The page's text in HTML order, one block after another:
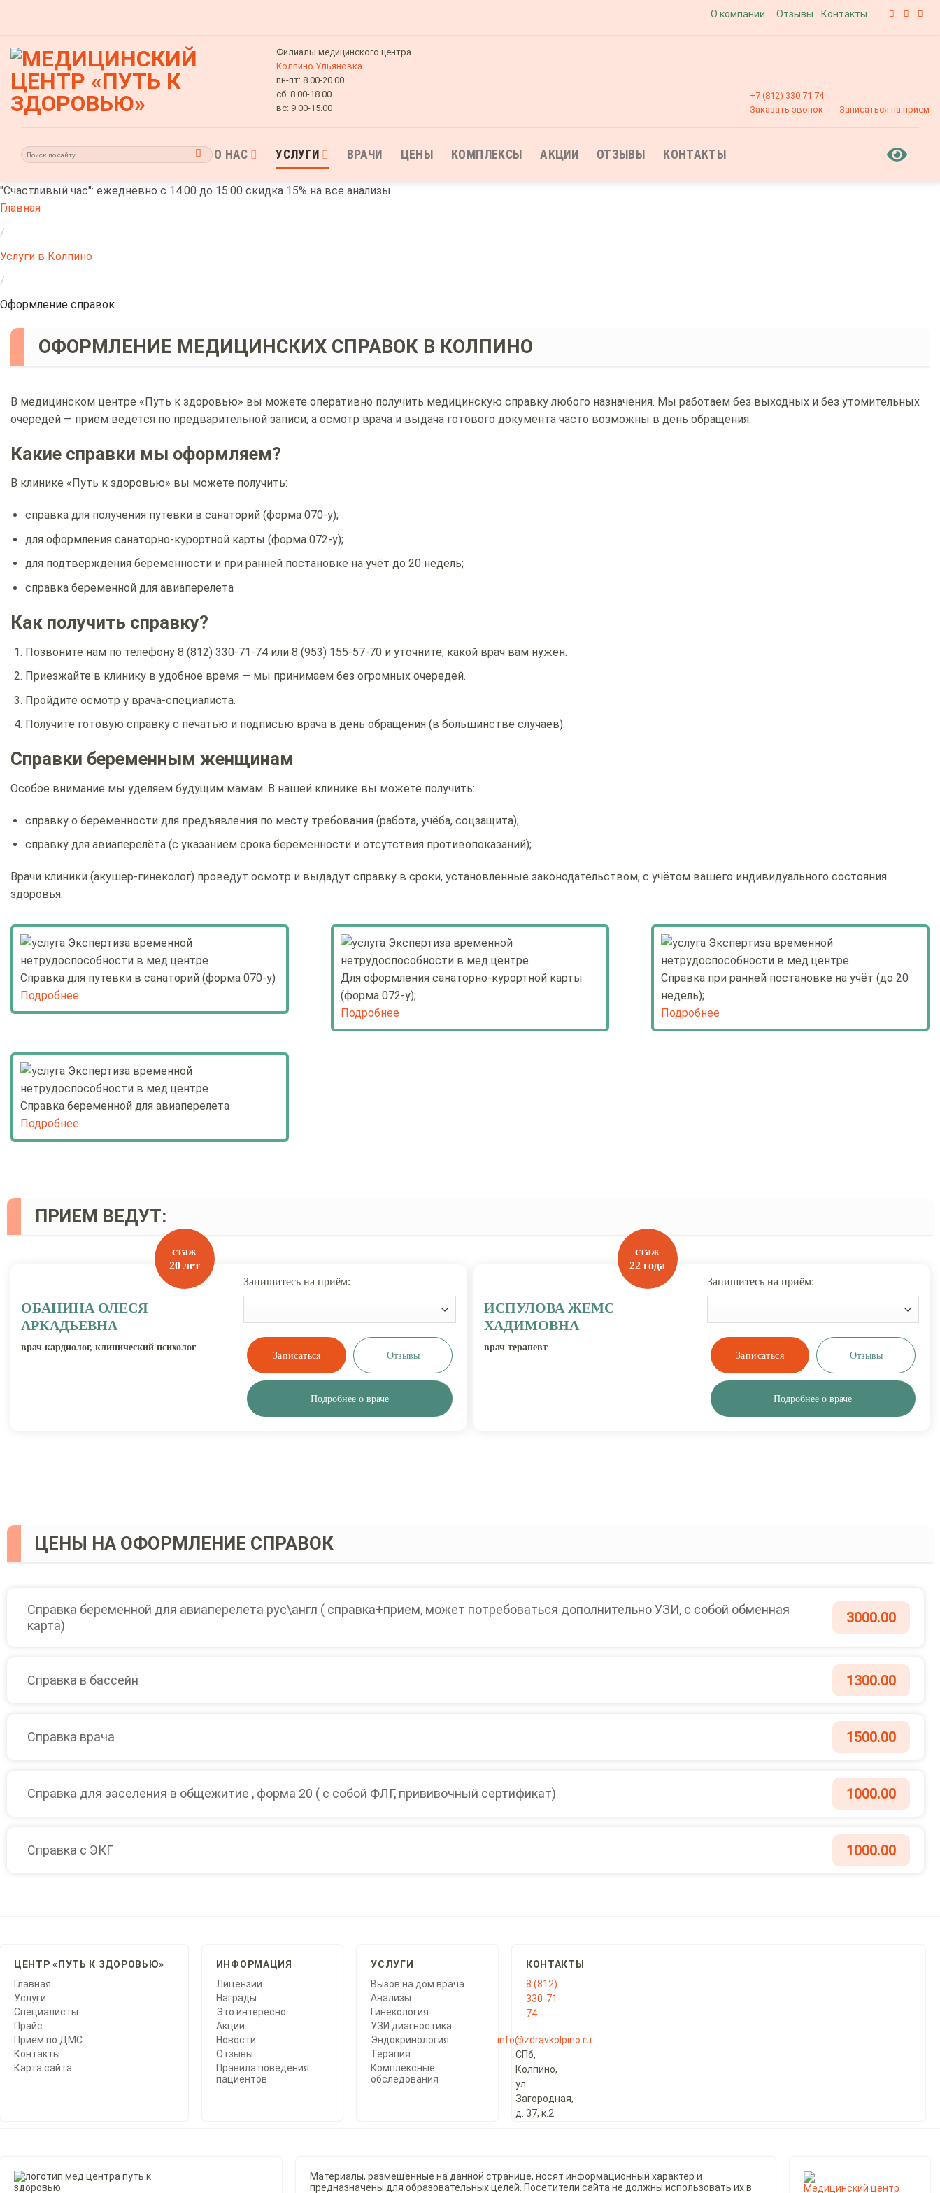
О компании Отзывы Контакты
Филиалы медицинского центра
Колпино Ульяновка
пн-пт: 8.00-20.00
сб: 8.00-18.00
вс: 9.00-15.00
+7 (812) 330 71 74
Заказать звонок
Записаться на прием
О НАС УСЛУГИ ВРАЧИ ЦЕНЫ КОМПЛЕКСЫ АКЦИИ ОТЗЫВЫ КОНТАКТЫ
"Счастливый час": ежедневно с 14:00 до 15:00 скидка 15% на все анализы
Главная
/
Услуги в Колпино
/
Оформление справок
ОФОРМЛЕНИЕ МЕДИЦИНСКИХ СПРАВОК В КОЛПИНО
В медицинском центре «Путь к здоровью» вы можете оперативно получить медицинскую справку любого назначения. Мы работаем без выходных и без утомительных
очередей — приём ведётся по предварительной записи, а осмотр врача и выдача готового документа часто возможны в день обращения.
Какие справки мы оформляем?
В клинике «Путь к здоровью» вы можете получить:
справка для получения путевки в санаторий (форма 070-у);
для оформления санаторно-курортной карты (форма 072-у);
для подтверждения беременности и при ранней постановке на учёт до 20 недель;
справка беременной для авиаперелета
Как получить справку?
Позвоните нам по телефону 8 (812) 330-71-74 или 8 (953) 155-57-70 и уточните, какой врач вам нужен.
Приезжайте в клинику в удобное время — мы принимаем без огромных очередей.
Пройдите осмотр у врача-специалиста.
Получите готовую справку с печатью и подписью врача в день обращения (в большинстве случаев).
Справки беременным женщинам
Особое внимание мы уделяем будущим мамам. В нашей клинике вы можете получить:
справку о беременности для предъявления по месту требования (работа, учёба, соцзащита);
справку для авиаперелёта (с указанием срока беременности и отсутствия противопоказаний);
Врачи клиники (акушер-гинеколог) проведут осмотр и выдадут справку в сроки, установленные законодательством, с учётом вашего индивидуального состояния
здоровья.
Справка для путевки в санаторий (форма 070-у)
Подробнее
Для оформления санаторно-курортной карты
(форма 072-у);
Подробнее
Справка при ранней постановке на учёт (до 20
недель);
Подробнее
Справка беременной для авиаперелета
Подробнее
ПРИЕМ ВЕДУТ:
стаж
20 лет
ОБАНИНА ОЛЕСЯ
АРКАДЬЕВНА
врач кардиолог, клинический психолог
Запишитесь на приём:
Отзывы
Подробнее о враче
стаж
22 года
ИСПУЛОВА ЖЕМС
ХАДИМОВНА
врач терапевт
Запишитесь на приём:
Отзывы
Подробнее о враче
ЦЕНЫ НА ОФОРМЛЕНИЕ СПРАВОК
Справка беременной для авиаперелета рус\англ ( справка+прием, может потребоваться дополнительно УЗИ, с собой обменная
карта)
3000.00
Справка в бассейн 1300.00
Справка врача 1500.00
Справка для заселения в общежитие , форма 20 ( с собой ФЛГ, прививочный сертификат) 1000.00
Справка с ЭКГ 1000.00
ЦЕНТР «ПУТЬ К ЗДОРОВЬЮ»
Главная
Услуги
Специалисты
Прайс
Прием по ДМС
Контакты
Карта сайта
ИНФОРМАЦИЯ
Лицензии
Награды
Это интересно
Акции
Новости
Отзывы
Правила поведения
пациентов
УСЛУГИ
Вызов на дом врача
Анализы
Гинекология
УЗИ диагностика
Эндокринология
Терапия
Комплексные
обследования
КОНТАКТЫ
8 (812)
330-71-
74
info@zdravkolpino.ru
СПб,
Колпино,
ул.
Загородная,
д. 37, к.2
Материалы, размещенные на данной странице, носят информационный характер и
предназначены для образовательных целей. Посетители сайта не должны использовать их в
Медицинский центр